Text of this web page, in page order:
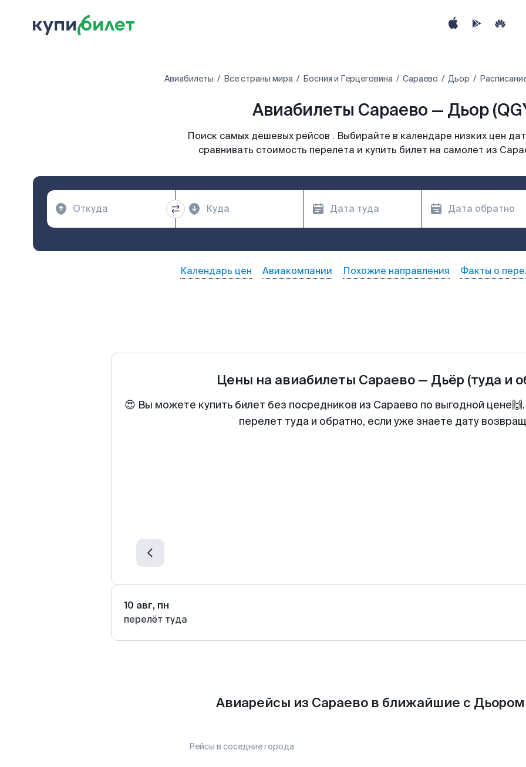
Авиабилеты Все страны мира Босния и Герцеговина Сараево Дьор
Авиабилеты Сараево — Дьор
Поиск самых дешевых рейсов . Выбирайте в календаре низких цен
сравнивать стоимость перелета и купить билет на самолет из
Календарь цен Авиакомпании Похожие направления Факты о
Цены на авиабилеты Сараево — Дьёр (туда и
😍 Вы можете купить билет без посредников из Сараево по выгодной
перелет туда и обратно, если уже знаете дату
10 авг, пн
перелёт туда
Авиарейсы из Сараево в ближайшие с Дьором
Рейсы в соседние города